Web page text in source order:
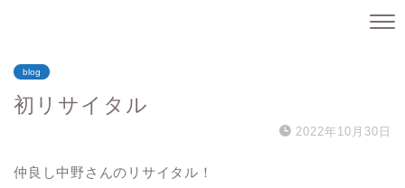
blog
初リサイタル
2022年10月30日
仲良し中野さんのリサイタル！